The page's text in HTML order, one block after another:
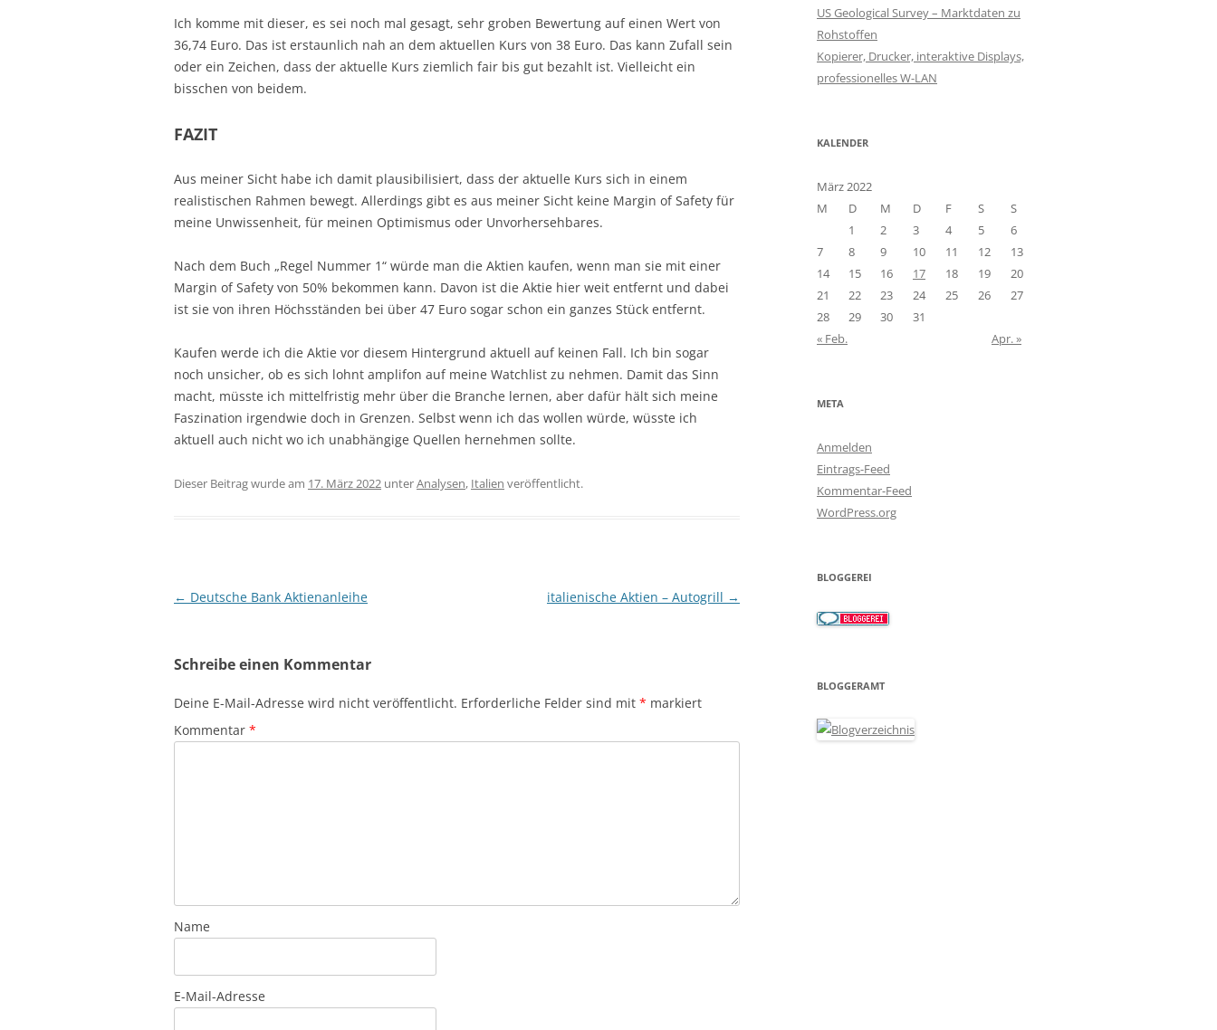
Ich komme mit dieser, es sei noch mal gesagt, sehr groben Bewertung auf einen Wert von
36,74 Euro. Das ist erstaunlich nah an dem aktuellen Kurs von 38 Euro. Das kann Zufall sein
oder ein Zeichen, dass der aktuelle Kurs ziemlich fair bis gut bezahlt ist. Vielleicht ein
bisschen von beidem.
FAZIT
Aus meiner Sicht habe ich damit plausibilisiert, dass der aktuelle Kurs sich in einem
realistischen Rahmen bewegt. Allerdings gibt es aus meiner Sicht keine Margin of Safety für
meine Unwissenheit, für meinen Optimismus oder Unvorhersehbares.
Nach dem Buch „Regel Nummer 1“ würde man die Aktien kaufen, wenn man sie mit einer
Margin of Safety von 50% bekommen kann. Davon ist die Aktie hier weit entfernt und dabei
ist sie von ihren Höchsständen bei über 47 Euro sogar schon ein ganzes Stück entfernt.
Kaufen werde ich die Aktie vor diesem Hintergrund aktuell auf keinen Fall. Ich bin sogar
noch unsicher, ob es sich lohnt amplifon auf meine Watchlist zu nehmen. Damit das Sinn
macht, müsste ich mittelfristig mehr über die Branche lernen, aber dafür hält sich meine
Faszination irgendwie doch in Grenzen. Selbst wenn ich das wollen würde, wüsste ich
aktuell auch nicht wo ich unabhängige Quellen hernehmen sollte.
Dieser Beitrag wurde am 17. März 2022 unterAnalysen, Italien veröffentlicht.
Beitragsnavigation
← Deutsche Bank Aktienanleihe italienische Aktien – Autogrill →
Schreibe einen Kommentar
Deine E-Mail-Adresse wird nicht veröffentlicht. Erforderliche Felder sind mit * markiert
Kommentar *
Name
E-Mail-Adresse
US Geological Survey – Marktdaten zu
Rohstoffen
Kopierer, Drucker, interaktive Displays,
professionelles W-LAN
KALENDER
März 2022
M
D M D F S
S
1
2 3 4 5
6
7
8 9 10 11 12
13
14
15 16 17 18 19
20
21
22 23 24 25 26
27
28
29 30
31
« Feb.
Apr. »
META
Anmelden
Eintrags-Feed
Kommentar-Feed
WordPress.org
BLOGGEREI
BLOGGERAMT